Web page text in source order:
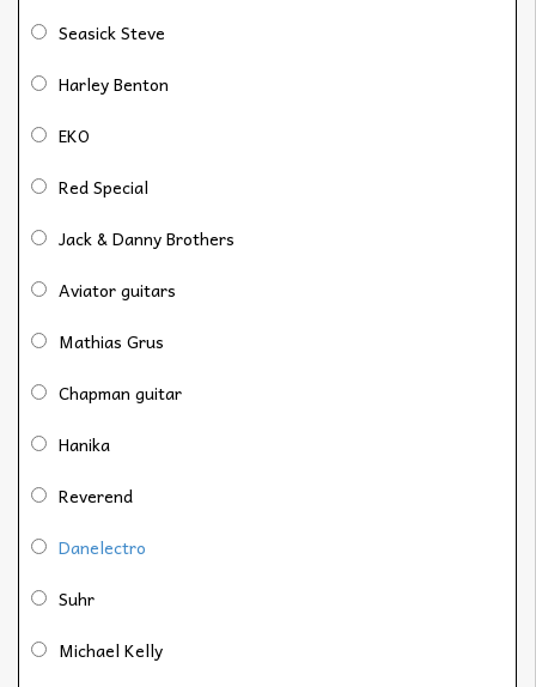
Seasick Steve
Harley Benton
EKO
Red Special
Jack & Danny Brothers
Aviator guitars
Mathias Grus
Chapman guitar
Hanika
Reverend
Danelectro
Suhr
Michael Kelly